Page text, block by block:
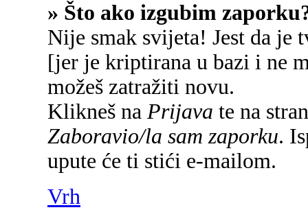
» Što ako izgubim
Nije smak svijeta! Jest da je
[jer je kriptirana u bazi i ne
možeš zatražiti novu.
Klikneš na Prijava te na
Zaboravio/la sam zaporku.
upute će ti stići e-mailom.
Vrh